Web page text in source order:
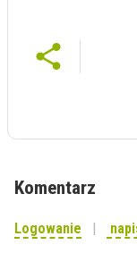
Komentarz
Logowanie